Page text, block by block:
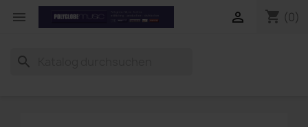
 shopping_cart (0)

search